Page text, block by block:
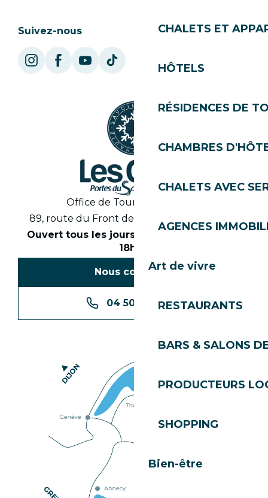
CHALETS ET
HÔTELS
RÉSIDENCES DE
CHAMBRES
CHALETS AVEC
AGENCES
Art de vivre
RESTAURANTS
BARS & SALONS
PRODUCTEURS
SHOPPING
Bien-être
Suivez-nous
Office de Tourisme des Gets
89, route du Front de Neige 74260 Les Gets
Ouvert tous les jours en saison de 8h30 à
18h30
Nous contacter
04 50 74 74 74